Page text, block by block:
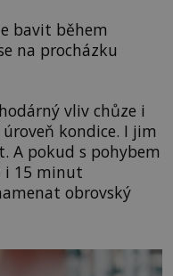
bavit během
na procházku
vliv chůze i
kondice. I jim
A pokud s pohybem
i 15 minut
obrovský